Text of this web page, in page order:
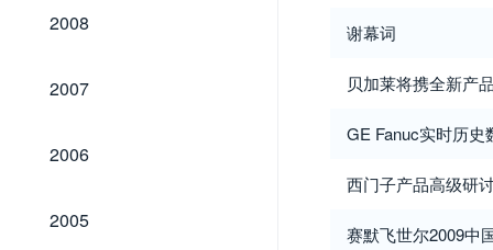
2008
2008
2007
2007
2006
2006
2005
2005
谢幕词
贝加莱将携全新产
GE Fanuc实时历
西门子产品高级研
赛默飞世尔2009中